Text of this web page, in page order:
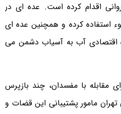
اقدام کرده است. عده ای در
استفاده کرده و همچنین عده ای
اقتصادی آب به آسیاب دشمن می
مقابله با مفسدان، چند بازپرس
مامور پشتیبانی این قضات و